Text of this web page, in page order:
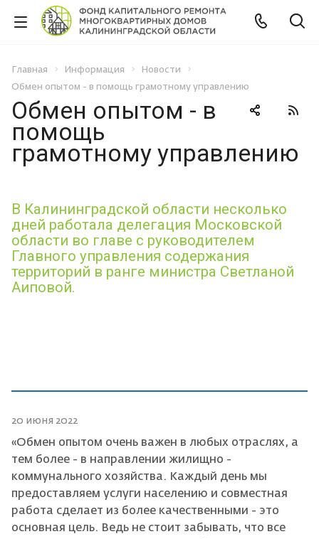
Главная Информация
Новости
Обмен опытом - в помощь грамотному управлению
Обмен опытом - в
помощь
грамотному управлению
В Калининградской области несколько
дней работала делегация Московской
области во главе с руководителем
Главного управления содержания
территорий в ранге министра Светланой
Аиповой.
20 июня 2022
«Обмен опытом очень важен в любых отраслях, а
тем более - в направлении жилищно -
коммунального хозяйства. Каждый день мы
предоставляем услуги населению и совместная
работа сделает из более качественными - это
основная цель. Ведь не стоит забывать, что все